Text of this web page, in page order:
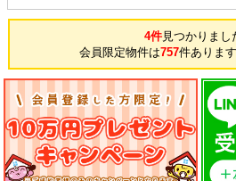
4件見つかりまし
会員限定物件は757件ありま